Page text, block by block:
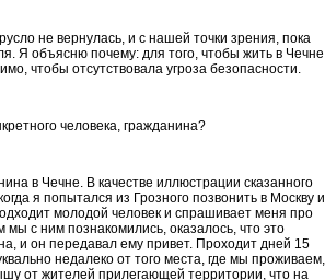
не вернулась, и с нашей точки зрения, пока
Я объясню почему: для того, чтобы жить в Чечне
чтобы отсутствовала угроза безопасности.
человека, гражданина?
в Чечне. В качестве иллюстрации сказанного
я попытался из Грозного позвонить в Москву и
молодой человек и спрашивает меня про
с ним познакомились, оказалось, что это
и он передавал ему привет. Проходит дней 15
недалеко от того места, где мы проживаем,
от жителей прилегающей территории, что на